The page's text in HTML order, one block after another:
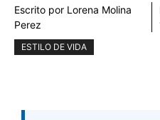
Escrito por Lorena Molina
Perez
ESTILO DE VIDA